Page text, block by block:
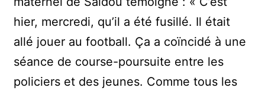
hier, mercredi, qu’il a été fusillé. Il était
allé jouer au football. Ça a coïncidé à une
séance de course-poursuite entre les
policiers et des jeunes. Comme tous les